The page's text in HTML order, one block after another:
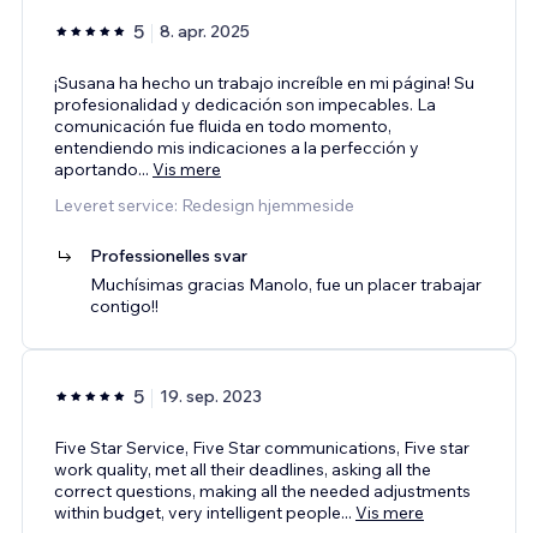
5 8. apr. 2025
¡Susana ha hecho un trabajo increíble en mi página! Su
profesionalidad y dedicación son impecables. La
comunicación fue fluida en todo momento,
entendiendo mis indicaciones a la perfección y
aportando... Vis mere
Leveret service: Redesign hjemmeside
Professionelles svar
Muchísimas gracias Manolo, fue un placer trabajar
contigo!!
5 19. sep. 2023
Five Star Service, Five Star communications, Five star
work quality, met all their deadlines, asking all the
correct questions, making all the needed adjustments
within budget, very intelligent people... Vis mere